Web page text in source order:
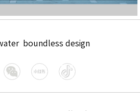
boundless design